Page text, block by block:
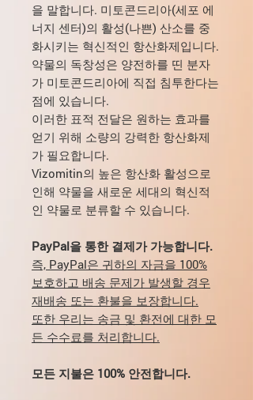
을 말합니다. 미토콘드리아(세포 에
너지 센터)의 활성(나쁜) 산소를 중
화시키는 혁신적인 항산화제입니다.
약물의 독창성은 양전하를 띤 분자
가 미토콘드리아에 직접 침투한다는
점에 있습니다.
이러한 표적 전달은 원하는 효과를
얻기 위해 소량의 강력한 항산화제
가 필요합니다.
Vizomitin의 높은 항산화 활성으로
인해 약물을 새로운 세대의 혁신적
인 약물로 분류할 수 있습니다.
PayPal을 통한 결제가 가능합니다.
즉, PayPal은 귀하의 자금을 100%
보호하고 배송 문제가 발생할 경우
재배송 또는 환불을 보장합니다.
또한 우리는 송금 및 환전에 대한 모
든 수수료를 처리합니다.
모든 지불은 100% 안전합니다.